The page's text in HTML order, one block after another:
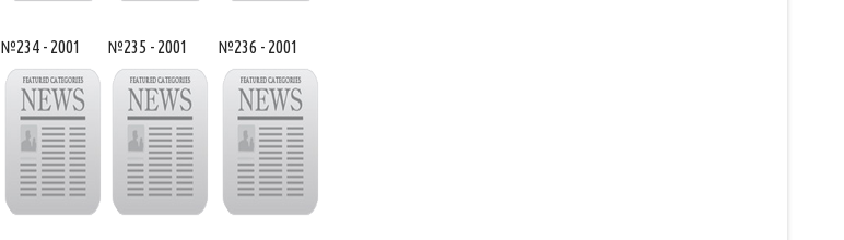
№234 - 2001 №235 - 2001 №236 - 2001